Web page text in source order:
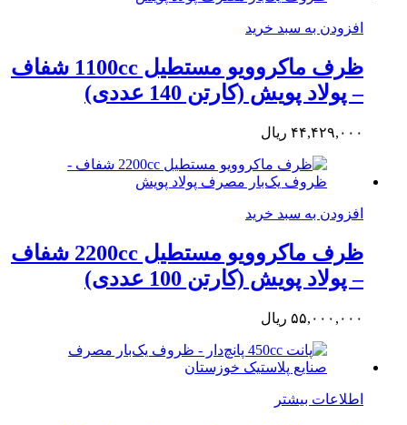
افزودن به سبد خرید
ظرف ماکروویو مستطیل 1100cc شفاف
– پولاد پویش (کارتن 140 عددی)
۴۴,۴۲۹,۰۰۰ ریال
افزودن به سبد خرید
ظرف ماکروویو مستطیل 2200cc شفاف
– پولاد پویش (کارتن 100 عددی)
۵۵,۰۰۰,۰۰۰ ریال
اطلاعات بیشتر